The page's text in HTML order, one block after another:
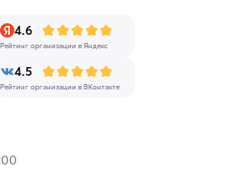
4.6
Рейтинг организации в Яндекс
4.5
Рейтинг организации в ВКонтакте